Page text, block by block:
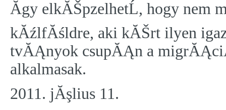
Ăgy elkĂŠpzelhetĹ, hogy nem
kĂźlfĂśldre, aki kĂŠrt ilyen
tvĂĄnyok csupĂĄn a
alkalmasak.
2011. jĂşlius 11.